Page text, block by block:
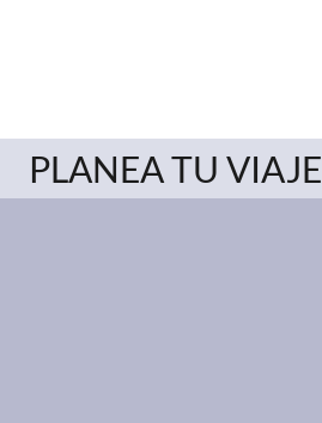
PLANEA TU VIAJE